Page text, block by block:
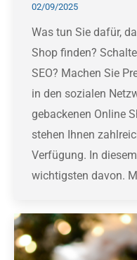
02/09/2025
Was tun Sie dafür,
Shop finden?
SEO? Machen Sie
in den sozialen
gebackenen Online
stehen Ihnen
Verfügung. In
wichtigsten davon.